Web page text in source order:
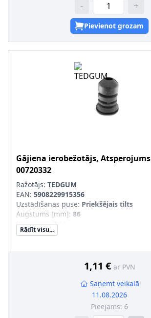
- +
Pievienot grozam
Gājiena ierobežotājs, Atsperojums
00720332
Ražotājs: TEDGUM
EAN: 5908229915356
Uzstādīšanas puse: Priekšējais tilts
Augstums [mm]: 86
Masa [kg]:0,11
nepieciešamais daudzums
Rādīt visu...
1,11 € ar PVN
Saņemt veikalā
11.08.2026
Pieejams: 6